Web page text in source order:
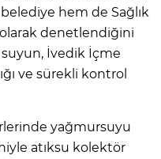
hem de Sağlık
olarak denetlendiğini
suyun, İvedik İçme
ve sürekli kontrol
yağmursuyu
atıksu kolektör